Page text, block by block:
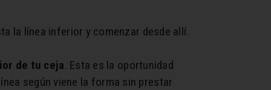
la línea inferior y comenzar desde allí.
de tu ceja. Esta es la oportunidad
según viene la forma sin prestar